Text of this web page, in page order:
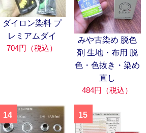
ダイロン染料 プ
レミアムダイ
704円（税込）
みや古染め 脱色
剤 生地・布用 脱
色・色抜き・染め
直し
484円（税込）
14 15